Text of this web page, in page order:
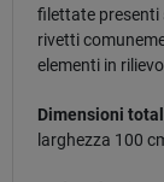
filettate presenti
rivetti
elementi in
Dimensioni
larghezza 100